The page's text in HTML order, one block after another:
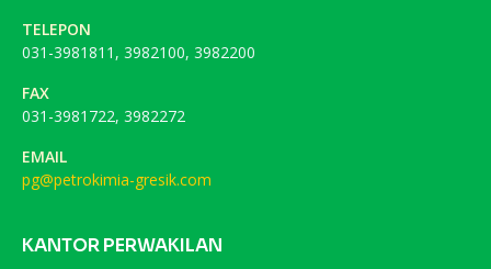
TELEPON
031-3981811, 3982100, 3982200
FAX
031-3981722, 3982272
EMAIL
pg@petrokimia-gresik.com
KANTOR PERWAKILAN